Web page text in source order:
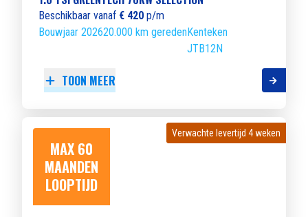
Beschikbaar vanaf € 420 p/m
Bouwjaar 202620.000 km geredenKenteken
JTB12N
TOON MEER
MAX 60
MAANDEN
LOOPTIJD
Verwachte levertijd 4 weken
Verwachte levertijd 4 weken